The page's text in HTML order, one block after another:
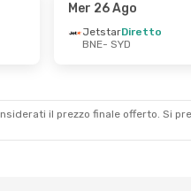
Mer 26 Ago
JetstarDiretto
BNE- SYD
il ​​prezzo finale offerto. Si